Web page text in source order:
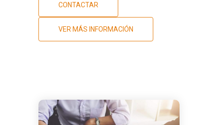
CONTACTAR
VER MÁS INFORMACIÓN